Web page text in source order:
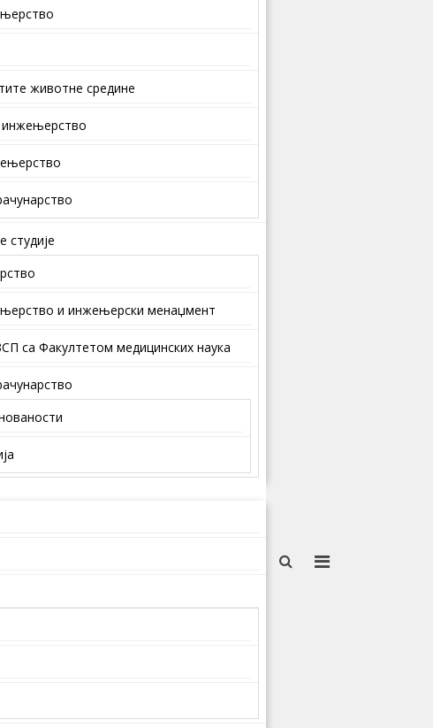
животне средине
инжењерство
студије
и инжењерски менаџмент
са Факултетом медицинских наука